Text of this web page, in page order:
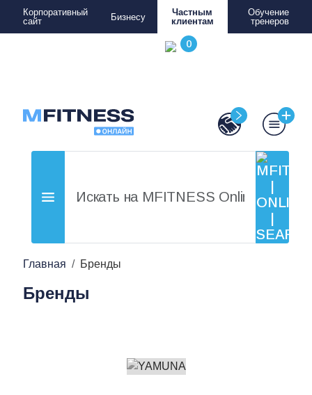
Корпоративный
сайт
Бизнесу
Частным
клиентам
Обучение
тренеров
Главная Бренды
Бренды